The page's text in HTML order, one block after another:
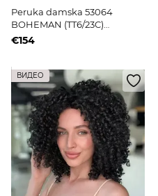
Peruka damska 53064
BOHEMAN (TT6/23C)
Sztuczne russetowe długie
€154
ВИДЕО